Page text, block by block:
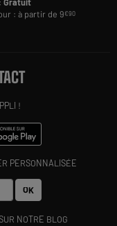
: à partir de 9€90
!
PERSONNALISÉE
OK
NOTRE BLOG